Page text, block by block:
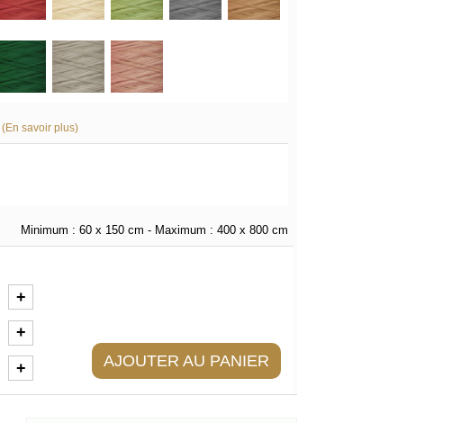
(En savoir plus)
Minimum : 60 x 150 cm - Maximum : 400 x 800 cm
+
+
+ AJOUTER AU PANIER